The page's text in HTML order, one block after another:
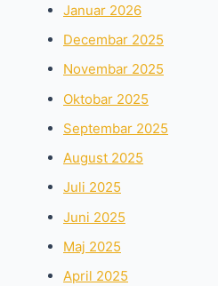
Januar 2026
Decembar 2025
Novembar 2025
Oktobar 2025
Septembar 2025
August 2025
Juli 2025
Juni 2025
Maj 2025
April 2025